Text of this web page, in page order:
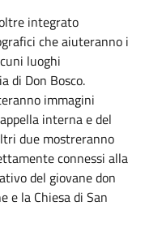
integrato
che aiuteranno i
luoghi
di Don Bosco.
immagini
interna e del
due mostreranno
connessi alla
del giovane don
e la Chiesa di San